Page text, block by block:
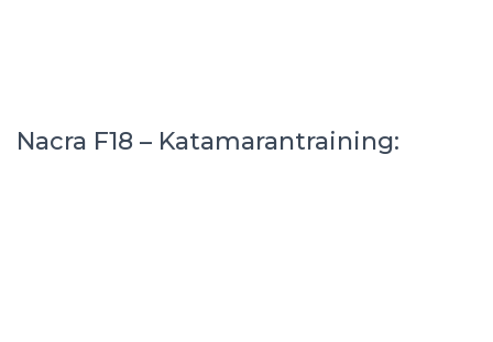
Nacra F18 – Katamarantraining: